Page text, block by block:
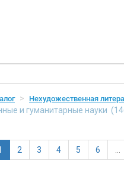
Нехудожественная
и гуманитарные науки
2 3 4 5 6 …